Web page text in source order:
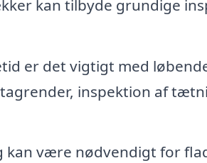
kan tilbyde grundige
er det vigtigt med
inspektion af
være nødvendigt for